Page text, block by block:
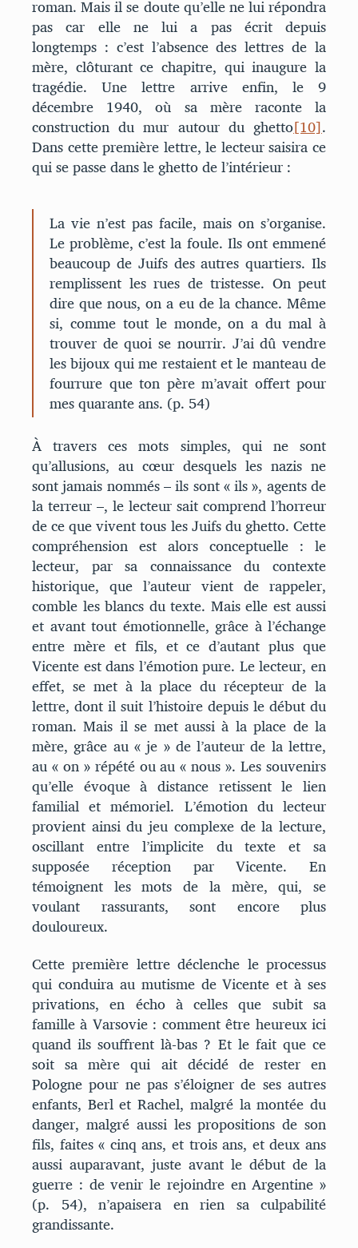
roman. Mais il se doute qu’elle ne lui répondra
pas car elle ne lui a pas écrit depuis
longtemps : c’est l’absence des lettres de la
mère, clôturant ce chapitre, qui inaugure la
tragédie. Une lettre arrive enfin, le 9
décembre 1940, où sa mère raconte la
construction du mur autour du ghetto[10].
Dans cette première lettre, le lecteur saisira ce
qui se passe dans le ghetto de l’intérieur :
La vie n’est pas facile, mais on s’organise.
Le problème, c’est la foule. Ils ont emmené
beaucoup de Juifs des autres quartiers. Ils
remplissent les rues de tristesse. On peut
dire que nous, on a eu de la chance. Même
si, comme tout le monde, on a du mal à
trouver de quoi se nourrir. J’ai dû vendre
les bijoux qui me restaient et le manteau de
fourrure que ton père m’avait offert pour
mes quarante ans. (p. 54)
À travers ces mots simples, qui ne sont
qu’allusions, au cœur desquels les nazis ne
sont jamais nommés – ils sont « ils », agents de
la terreur –, le lecteur sait comprend l’horreur
de ce que vivent tous les Juifs du ghetto. Cette
compréhension est alors conceptuelle : le
lecteur, par sa connaissance du contexte
historique, que l’auteur vient de rappeler,
comble les blancs du texte. Mais elle est aussi
et avant tout émotionnelle, grâce à l’échange
entre mère et fils, et ce d’autant plus que
Vicente est dans l’émotion pure. Le lecteur, en
effet, se met à la place du récepteur de la
lettre, dont il suit l’histoire depuis le début du
roman. Mais il se met aussi à la place de la
mère, grâce au « je » de l’auteur de la lettre,
au « on » répété ou au « nous ». Les souvenirs
qu’elle évoque à distance retissent le lien
familial et mémoriel. L’émotion du lecteur
provient ainsi du jeu complexe de la lecture,
oscillant entre l’implicite du texte et sa
supposée réception par Vicente. En
témoignent les mots de la mère, qui, se
voulant rassurants, sont encore plus
douloureux.
Cette première lettre déclenche le processus
qui conduira au mutisme de Vicente et à ses
privations, en écho à celles que subit sa
famille à Varsovie : comment être heureux ici
quand ils souffrent là-bas ? Et le fait que ce
soit sa mère qui ait décidé de rester en
Pologne pour ne pas s’éloigner de ses autres
enfants, Berl et Rachel, malgré la montée du
danger, malgré aussi les propositions de son
fils, faites « cinq ans, et trois ans, et deux ans
aussi auparavant, juste avant le début de la
guerre : de venir le rejoindre en Argentine »
(p. 54), n’apaisera en rien sa culpabilité
grandissante.